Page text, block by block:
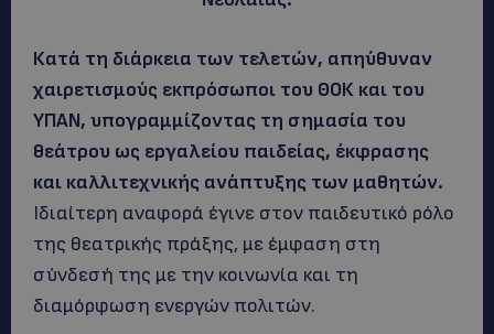
Κατά τη διάρκεια των τελετών, απηύθυναν
χαιρετισμούς εκπρόσωποι του ΘΟΚ και του
ΥΠΑΝ, υπογραμμίζοντας τη σημασία του
θεάτρου ως εργαλείου παιδείας, έκφρασης
και καλλιτεχνικής ανάπτυξης των μαθητών.
Ιδιαίτερη αναφορά έγινε στον παιδευτικό ρόλο
της θεατρικής πράξης, με έμφαση στη
σύνδεσή της με την κοινωνία και τη
διαμόρφωση ενεργών πολιτών.